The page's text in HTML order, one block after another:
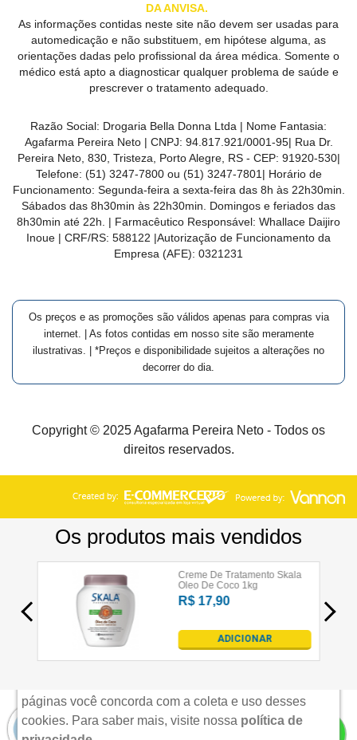
LOJAS
MAIS
PRÓXIMA
DO
CLIENTE
DA ANVISA.
As informações contidas neste site não devem ser usadas para
automedicação e não substituem, em hipótese alguma, as
orientações dadas pelo profissional da área médica. Somente o
médico está apto a diagnosticar qualquer problema de saúde e
prescrever o tratamento adequado.
Razão Social: Drogaria Bella Donna Ltda | Nome Fantasia:
Agafarma Pereira Neto | CNPJ: 94.817.921/0001-95| Rua Dr.
Pereira Neto, 830, Tristeza, Porto Alegre, RS - CEP: 91920-530|
Telefone: (51) 3247-7800 ou (51) 3247-7801 | Horário de
Funcionamento: Segunda-feira a sexta-feira das 8h às 22h30min.
Sábados das 8h30min às 22h30min. Domingos e feriados das
8h30min até 22h. | Farmacêutico Responsável: Whallace Daijiro
Inoue | CRF/RS: 588122 |Autorização de Funcionamento da
Empresa (AFE): 0321231
Os preços e as promoções são válidos apenas para compras via
internet. | As fotos contidas em nosso site são meramente
ilustrativas. | *Preços e disponibilidade sujeitos a alterações no
decorrer do dia.
Copyright © 2025 Agafarma Pereira Neto - Todos os
direitos reservados.
Aviso de uso de cookies
Nós utilizamos cookies para possibilitar e aprimorar
páginas você concorda com a coleta e uso desses
cookies. Para saber mais, visite nossa política de